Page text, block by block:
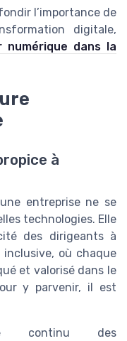
l’importance de
digitale,
dans la
à
entreprise ne se
technologies. Elle
des dirigeants à
où chaque
et valorisé dans le
y parvenir, il est
continu des